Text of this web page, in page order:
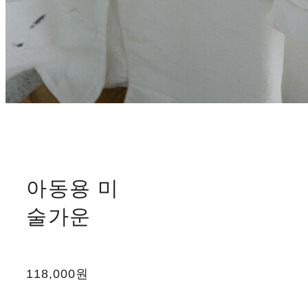
아동용 미
술가운
118,000원